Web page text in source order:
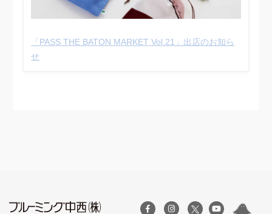
「PASS THE BATON MARKET Vol.21」出店のお知ら
せ